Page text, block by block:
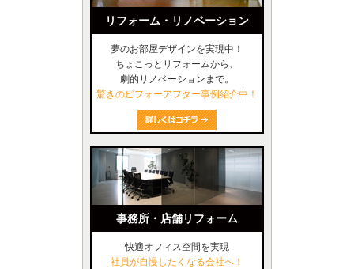
リフォーム・リノベーション
夢のお部屋デザインを実現中！
ちょこっとリフォームから、
劇的リノベーションまで。
驚きのビフォーアフター事例紹介中！
事務所・店舗リフォーム
快適オフィス空間を実現
社員が自慢したくなる会社へ！